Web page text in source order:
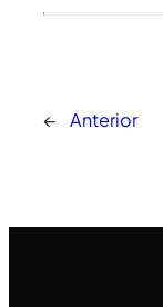
←
Anterior